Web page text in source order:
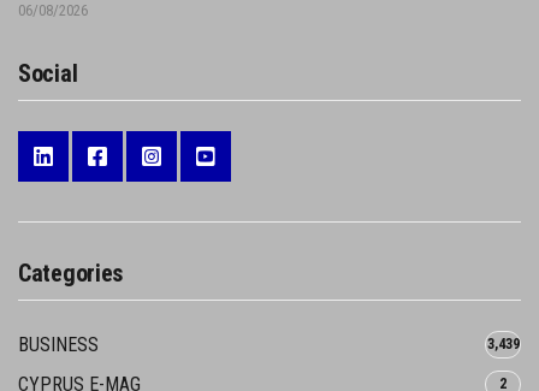
06/08/2026
Social
Categories
BUSINESS 3,439
CYPRUS E-MAG 2